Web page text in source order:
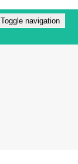
Toggle navigation